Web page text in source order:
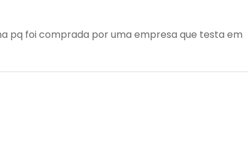
pq foi comprada por uma empresa que testa em